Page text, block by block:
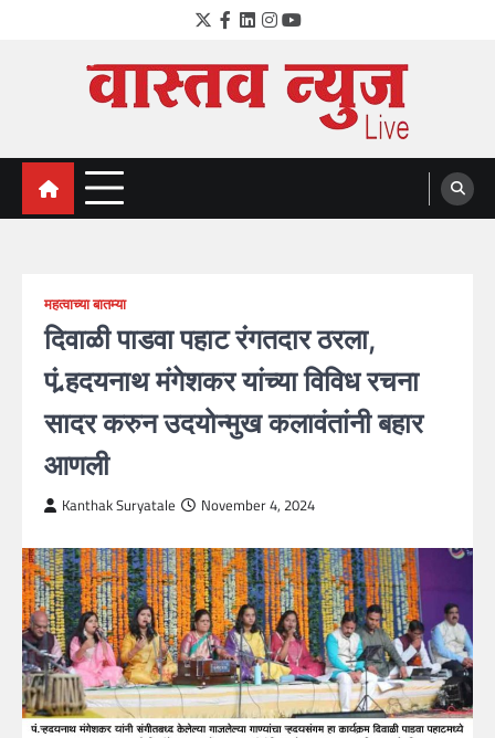
Twitter
Facebook
LinkedIn
Instagram
YouTube
VastavNEWSLive.com
a leading NEWS portal of Maharahstra
महत्वाच्या बातम्या
दिवाळी पाडवा पहाट रंगतदार ठरला,
पं.र्‍हदयनाथ मंगेशकर यांच्या विविध रचना
सादर करुन उदयोन्मुख कलावंतांनी बहार
आणली
Kanthak Suryatale November 4, 2024